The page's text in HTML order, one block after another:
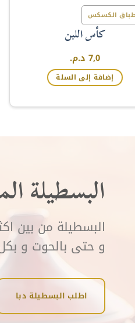
الكسكس
كأس اللبن
7,0 د.م.
إضافة إلى السلة
البسطيلة
البسطيلة من بين
و حتى بالحوت و
اطلب البسطيلة دبا